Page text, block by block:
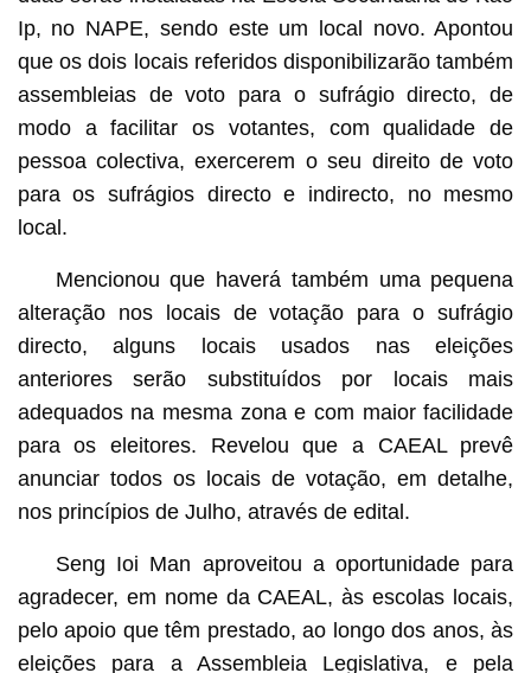
Ip, no NAPE, sendo este um local novo. Apontou
que os dois locais referidos disponibilizarão também
assembleias de voto para o sufrágio directo, de
modo a facilitar os votantes, com qualidade de
pessoa colectiva, exercerem o seu direito de voto
para os sufrágios directo e indirecto, no mesmo
local.
Mencionou que haverá também uma pequena
alteração nos locais de votação para o sufrágio
directo, alguns locais usados nas eleições
anteriores serão substituídos por locais mais
adequados na mesma zona e com maior facilidade
para os eleitores. Revelou que a CAEAL prevê
anunciar todos os locais de votação, em detalhe,
nos princípios de Julho, através de edital.
Seng Ioi Man aproveitou a oportunidade para
agradecer, em nome da CAEAL, às escolas locais,
pelo apoio que têm prestado, ao longo dos anos, às
eleições para a Assembleia Legislativa, e pela